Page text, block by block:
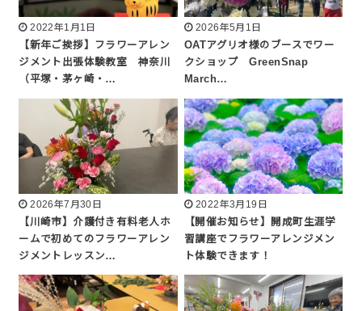
2022年1月1日
【新年ご挨拶】フラワーアレン
ジメント出張体験教室 神奈川
（平塚・茅ヶ崎・…
2026年5月1日
OATアグリオ様のブースでワー
クショップ GreenSnap
March…
2026年7月30日
【川崎市】介護付き有料老人ホ
ームで初めてのフラワーアレン
ジメントレッスン…
2022年3月19日
【開催お知らせ】開成町生涯学
習講座でフラワーアレンジメン
ト体験できます！